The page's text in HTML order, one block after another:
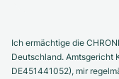
Ich ermächtige die
Deutschland. Amtsgericht
DE451441052), mir